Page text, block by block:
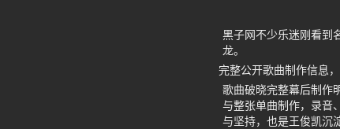
黑子网不少乐迷刚看到
龙。
完整公开歌曲制作信息
歌曲破晓完整幕后制作
与整张单曲制作，录音
与坚持，也是王俊凯沉